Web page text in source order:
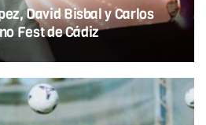
David Bisbal y Carlos
Fest de Cádiz